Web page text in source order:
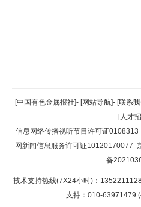
返回
返回
[中国有色金属报社]- [网站导航]- [联系
[人才
信息网络传播视听节目许可证0108313
网新闻信息服务许可证10120170077
备
技术支持热线(7X24小时)：
支持：010-63971479